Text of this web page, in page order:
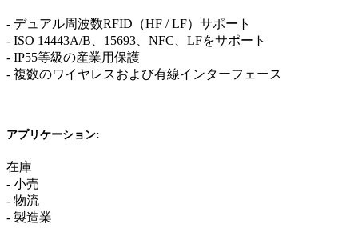
- デュアル周波数RFID（HF / LF）サポート
- ISO 14443A/B、15693、NFC、LFをサポート
- IP55等級の産業用保護
- 複数のワイヤレスおよび有線インターフェース
アプリケーション:
在庫
- 小売
- 物流
- 製造業